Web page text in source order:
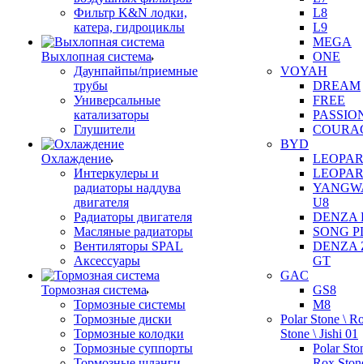
Фильтр K&N лодки,
катера, гидроциклы
Выхлопная система
Даунпайпы/приемные
трубы
Универсальные
катализаторы
Глушители
Охлаждение
Интеркулеры и
радиаторы наддува
двигателя
Радиаторы двигателя
Масляные радиаторы
Вентиляторы SPAL
Аксессуары
Тормозная система
Тормозные системы
Тормозные диски
Тормозные колодки
Тормозные суппорты
L8
L9
MEGA
ONE
VOYAH
DREAM
FREE
BYD
U8
DENZA
SONG
DENZA
GT
GAC
GS8
M8
Polar Stone \
Stone \ Jishi 01
Polar